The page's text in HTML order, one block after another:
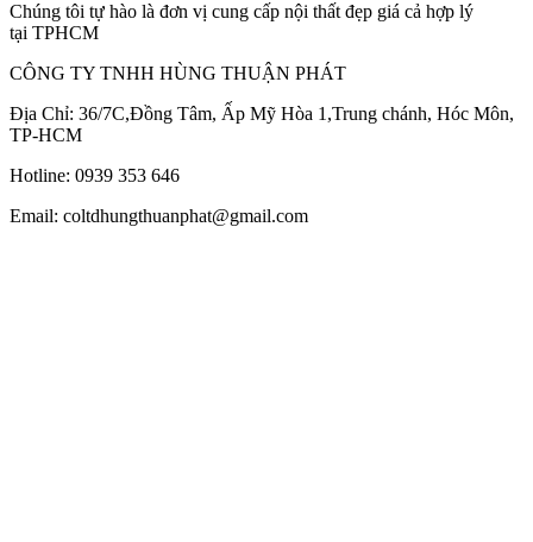
Chúng tôi tự hào là đơn vị cung cấp nội thất đẹp giá cả hợp lý
tại TPHCM
CÔNG TY TNHH HÙNG THUẬN PHÁT
Địa Chỉ: 36/7C,Đồng Tâm, Ấp Mỹ Hòa 1,Trung chánh, Hóc Môn,
TP-HCM
Hotline: 0939 353 646
Email: coltdhungthuanphat@gmail.com